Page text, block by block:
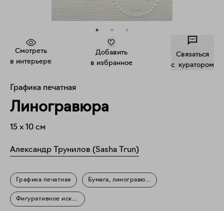
Смотреть
в интерьере
Добавить
в избранное
Связаться
c куратором
Графика печатная
Линогравюра
15 x 10 см
Александр Трунилов (Sasha Trun)
Графика печатная Бумага, линогравюра
Фигуративное искусство